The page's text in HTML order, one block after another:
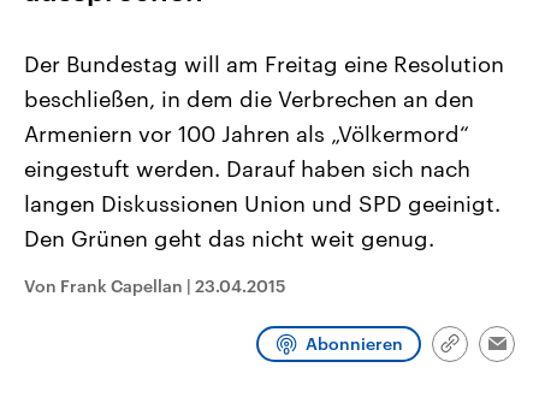
Landtagswahl Sachsen-Anhalt
2026
Alle Informationen
Sachsen-Anhalt wählt am 6.
September 2026 einen neuen
Landtag. Seit 2021 wird das
Bundesland von einer Koalition aus
CDU, SPD und FDP regiert.-
Umfragen, Prognosen,
Wahlprogramme, aktuelle Berichte
und Kandidaten der anstehenden
USA
Aktuelle Beiträge,
Hintergründe
Wirtschaftlich und
gehören die Vereinigten
den mächtigsten Ländern
mit großem Einfluss auf
aktuelle Weltgeschehen.
Der Bundestag will am Freitag eine Resolution
beschließen, in dem die Verbrechen an den
Armeniern vor 100 Jahren als „Völkermord“
eingestuft werden. Darauf haben sich nach
langen Diskussionen Union und SPD geeinigt.
Den Grünen geht das nicht weit genug.
Von Frank Capellan | 23.04.2015
Abonnieren
Link